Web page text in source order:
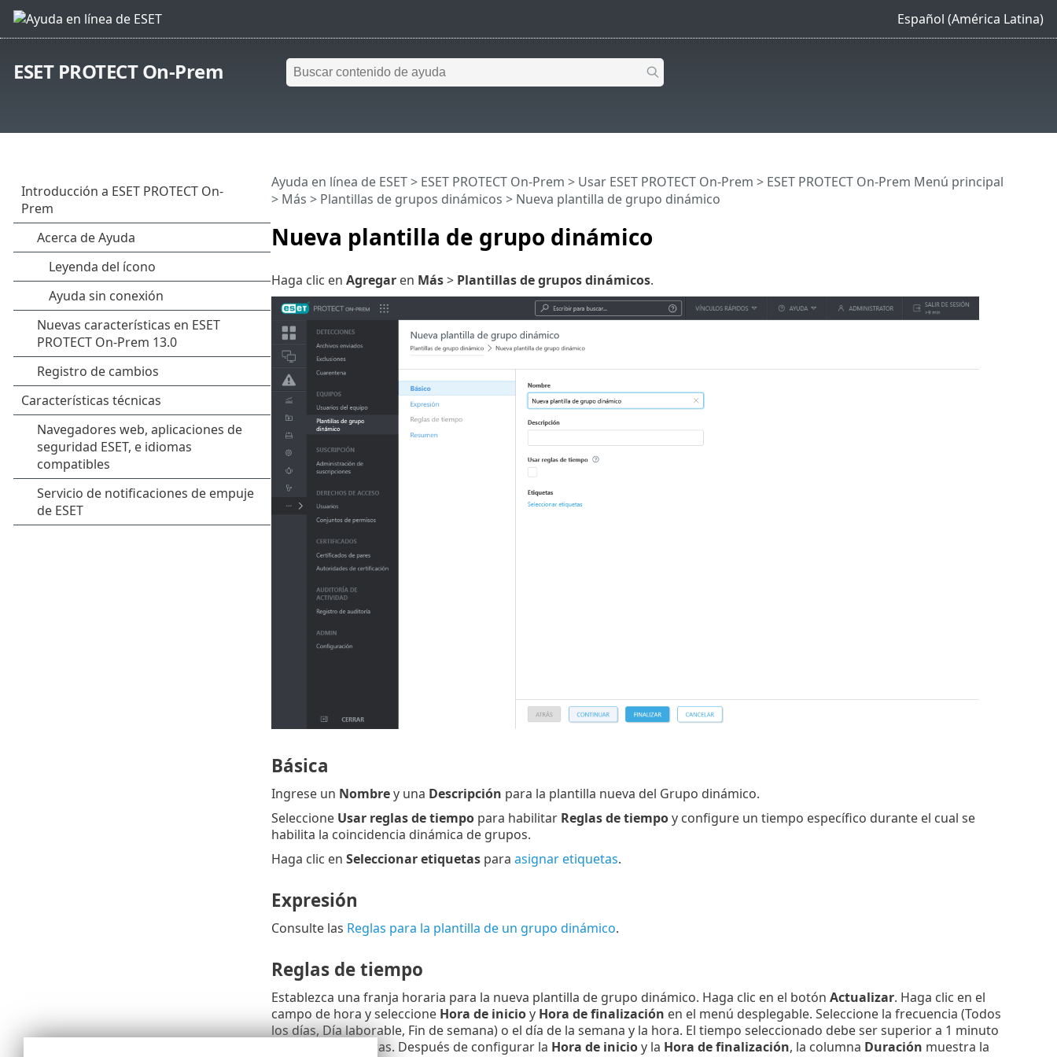
Español (América Latina)
ESET PROTECT On-Prem
Nueva plantilla de grupo dinámico
Ayuda en línea de ESET> ESET PROTECT On-Prem > Usar ESET PROTECT On-Prem > ESET PROTECT On-Prem Menú principal
> Más > Plantillas de grupos dinámicos > Nueva plantilla de grupo dinámico
Haga clic en Agregaren Más> Plantillas de grupos dinámicos.
Básica
Ingrese un Nombrey una Descripción para la plantilla nueva del Grupo dinámico.
Seleccione Usar reglas de tiempopara habilitar Reglas de tiempoy configure un tiempo específico durante el cual se
habilita la coincidencia dinámica de grupos.
Haga clic en Seleccionar etiquetaspara asignar etiquetas.
Expresión
Consulte las Reglas para la plantilla de un grupo dinámico.
Reglas de tiempo
Establezca una franja horaria para la nueva plantilla de grupo dinámico. Haga clic en el botón Actualizar. Haga clic en el
campo de hora y seleccione Hora de inicioy Hora de finalización en el menú desplegable. Seleccione la frecuencia (Todos
los días, Día laborable, Fin de semana) o el día de la semana y la hora. El tiempo seleccionado debe ser superior a 1 minuto
e inferior a 24 horas. Después de configurar la Hora de inicioy la Hora de finalización, la columna Duración muestra la